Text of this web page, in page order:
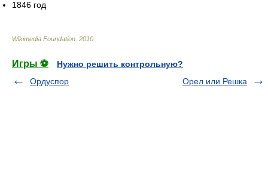
1846 год
Wikimedia Foundation 2010
Игры ⚽
Нужно решить контрольную?
Ордуспор
Орел или Решка